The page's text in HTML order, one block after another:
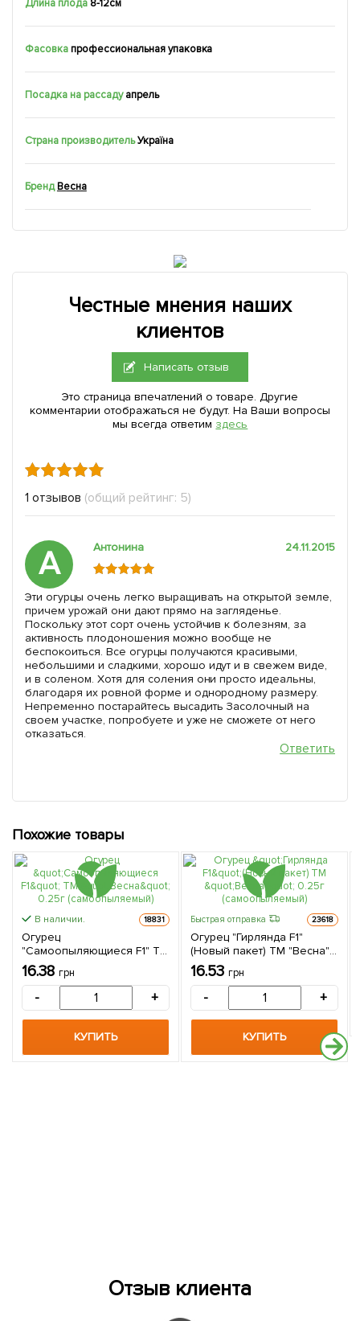
Длина плода 8-12см
Фасовкапрофессиональная упаковка
Посадка на рассаду апрель
Страна производитель Україна
БрендВесна
Честные мнения наших
клиентов
Написать отзыв
Это страница впечатлений о товаре. Другие
комментарии отображаться не будут. На Ваши вопросы
мы всегда ответим здесь
1 отзывов (общий рейтинг: 5)
А Антонина 24.11.2015
Эти огурцы очень легко выращивать на открытой земле,
причем урожай они дают прямо на загляденье.
Поскольку этот сорт очень устойчив к болезням, за
активность плодоношения можно вообще не
беспокоиться. Все огурцы получаются красивыми,
небольшими и сладкими, хорошо идут и в свежем виде,
и в соленом. Хотя для соления они просто идеальны,
благодаря их ровной форме и однородному размеру.
Непременно постарайтесь высадить Засолочный на
своем участке, попробуете и уже не сможете от него
отказаться.
Ответить
Похожие товары
В наличии. 18831
Огурец
"Самоопыляющиеся F1" ТМ
"Весна" 0.25г
(самоопыляемый)
16.38 грн
- +
КУПИТЬ
Быстрая отправка 23618
Огурец "Гирлянда F1"
(Новый пакет) ТМ "Весна"
0.25г (самоопыляемый)
16.53 грн
- +
КУПИТЬ
Отзыв клиента